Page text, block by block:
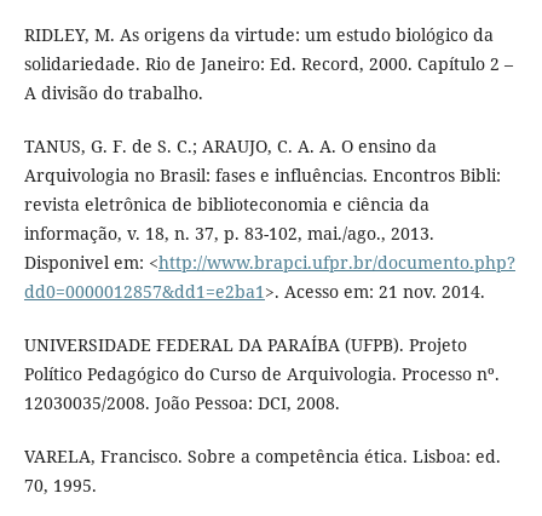
RIDLEY, M. As origens da virtude: um estudo biológico da
solidariedade. Rio de Janeiro: Ed. Record, 2000. Capítulo 2 –
A divisão do trabalho.
TANUS, G. F. de S. C.; ARAUJO, C. A. A. O ensino da
Arquivologia no Brasil: fases e influências. Encontros Bibli:
revista eletrônica de biblioteconomia e ciência da
informação, v. 18, n. 37, p. 83-102, mai./ago., 2013.
Disponivel em: <http://www.brapci.ufpr.br/documento.php?
dd0=0000012857&dd1=e2ba1>. Acesso em: 21 nov. 2014.
UNIVERSIDADE FEDERAL DA PARAÍBA (UFPB). Projeto
Político Pedagógico do Curso de Arquivologia. Processo nº.
12030035/2008. João Pessoa: DCI, 2008.
VARELA, Francisco. Sobre a competência ética. Lisboa: ed.
70, 1995.